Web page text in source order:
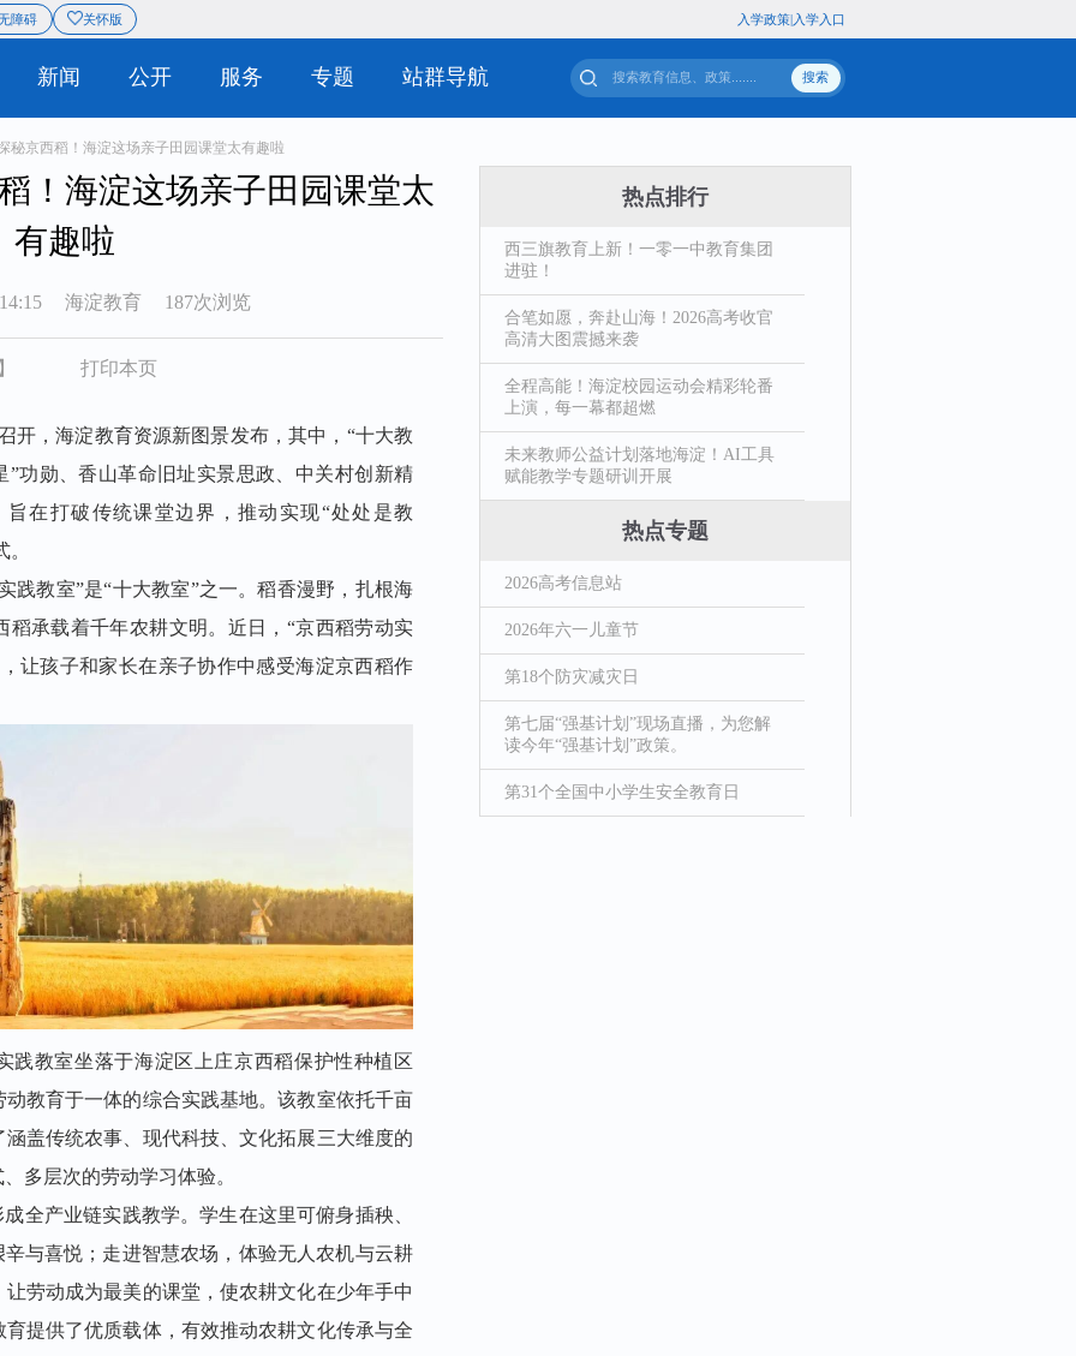
|站群导航 无障碍
概况 新闻 公开 服务 专题 站群导航
秘京西稻！海淀这场亲子田园课堂太有趣啦
！海淀这场亲子田园课堂太
有趣啦
海淀教育 187次浏览
打印本页
开，海淀教育资源新图景发布，其中，“十大教
”功勋、香山革命旧址实景思政、中关村创新精
在打破传统课堂边界，推动实现“处处是教
践教室”是“十大教室”之一。稻香漫野，扎根海
稻承载着千年农耕文明。近日，“京西稻劳动实
让孩子和家长在亲子协作中感受海淀京西稻作
践教室坐落于海淀区上庄京西稻保护性种植区
教育于一体的综合实践基地。该教室依托千亩
盖传统农事、现代科技、文化拓展三大维度的
多层次的劳动学习体验。
全产业链实践教学。学生在这里可俯身插秧、
与喜悦；走进智慧农场，体验无人农机与云耕
劳动成为最美的课堂，使农耕文化在少年手中
提供了优质载体，有效推动农耕文化传承与全
热点排行
西三旗教育上新！一零一中教育集团
进驻！
合笔如愿，奔赴山海！2026高考收官
高清大图震撼来袭
全程高能！海淀校园运动会精彩轮番
上演，每一幕都超燃
未来教师公益计划落地海淀！AI工具
赋能教学专题研训开展
热点专题
2026高考信息站
2026年六一儿童节
第18个防灾减灾日
第七届“强基计划”现场直播，为您解
读今年“强基计划”政策。
第31个全国中小学生安全教育日